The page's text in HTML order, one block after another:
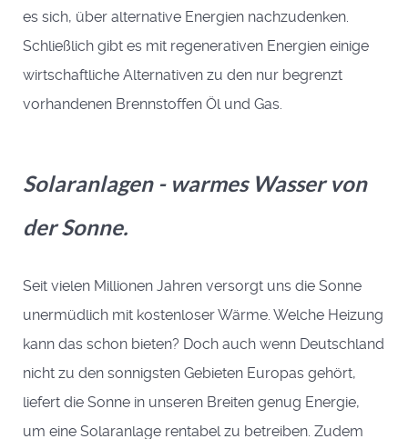
es sich, über alternative Energien nachzudenken.
Schließlich gibt es mit regenerativen Energien einige
wirtschaftliche Alternativen zu den nur begrenzt
vorhandenen Brennstoffen Öl und Gas.
Solaranlagen - warmes Wasser von
der Sonne.
Seit vielen Millionen Jahren versorgt uns die Sonne
uner­müdlich mit kostenloser Wärme. Welche Heizung
kann das schon bieten? Doch auch wenn Deutschland
nicht zu den sonnigsten Gebieten Europas gehört,
liefert die Sonne in unseren Breiten genug Energie,
um eine Solar­anlage rentabel zu betreiben. Zudem